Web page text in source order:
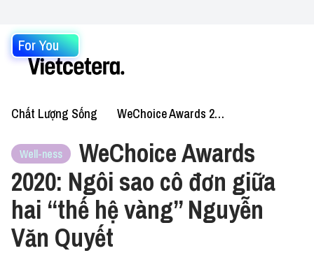
For You
Chất Lượng Sống WeChoice Awards 2020: 20 Đề Cử Nhân Vật Truyền Cảm Hứng
Well-ness
WeChoice Awards
2020: Ngôi sao cô đơn giữa
hai “thế hệ vàng” Nguyễn
Văn Quyết